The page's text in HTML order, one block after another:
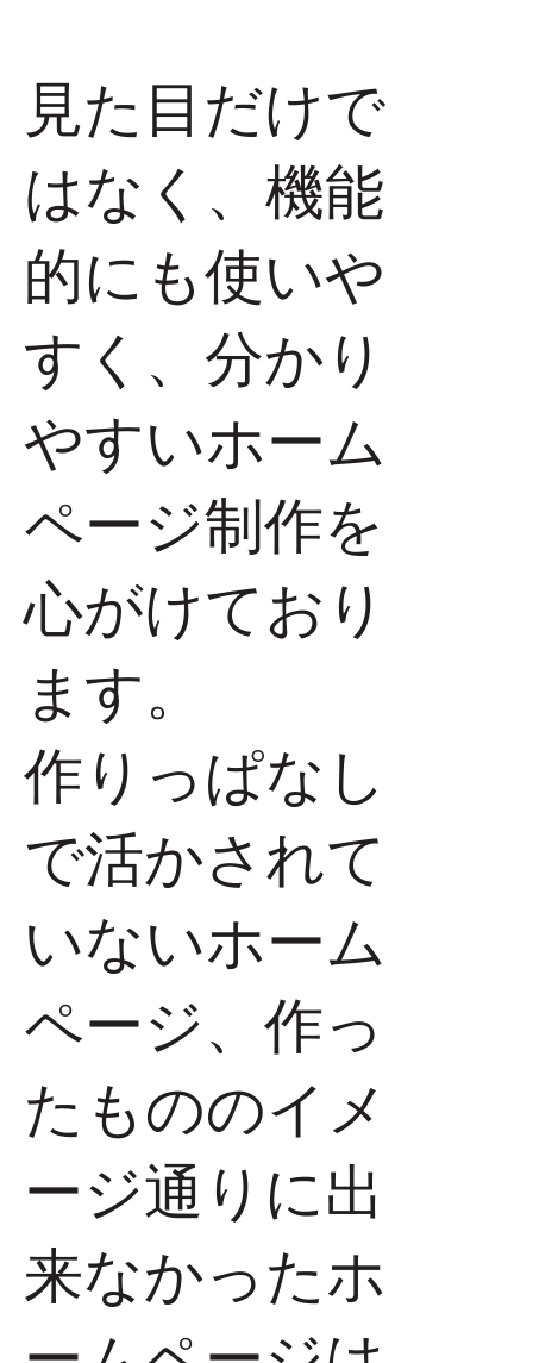
見た目だけで
はなく、機能
的にも使いや
すく、分かり
やすいホーム
ページ制作を
心がけており
ます。
作りっぱなし
で活かされて
いないホーム
ページ、作っ
たもののイメ
ージ通りに出
来なかったホ